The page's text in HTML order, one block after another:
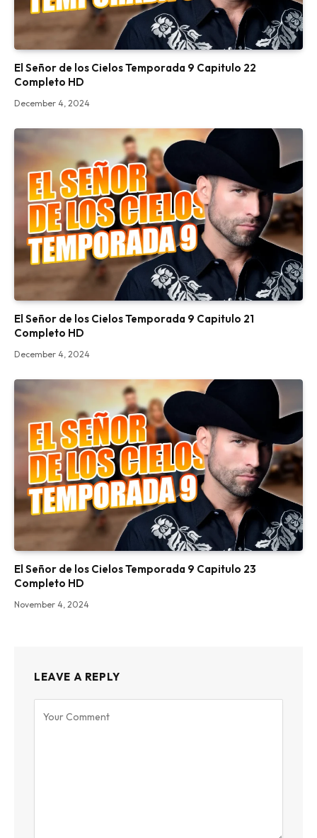
El Señor de los Cielos Temporada 9 Capitulo 22
Completo HD
December 4, 2024
El Señor de los Cielos Temporada 9 Capitulo 21
Completo HD
December 4, 2024
El Señor de los Cielos Temporada 9 Capitulo 23
Completo HD
November 4, 2024
LEAVE A REPLY